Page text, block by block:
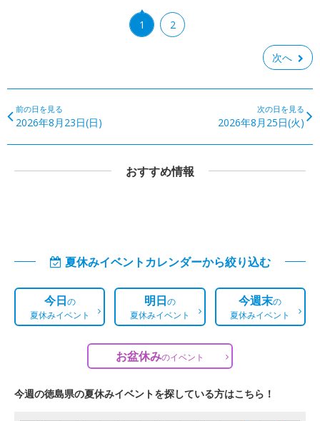
1 2
次へ
前の日を見る
2026年8月23日(日)
次の日を見る
2026年8月25日(火)
おすすめ情報
夏休みイベントカレンダーから絞り込む
今日の
夏休みイベント
明日の
夏休みイベント
今週末の
夏休みイベント
お盆休みのイベント
今週の徳島県の夏休みイベントを探している方はこちら！